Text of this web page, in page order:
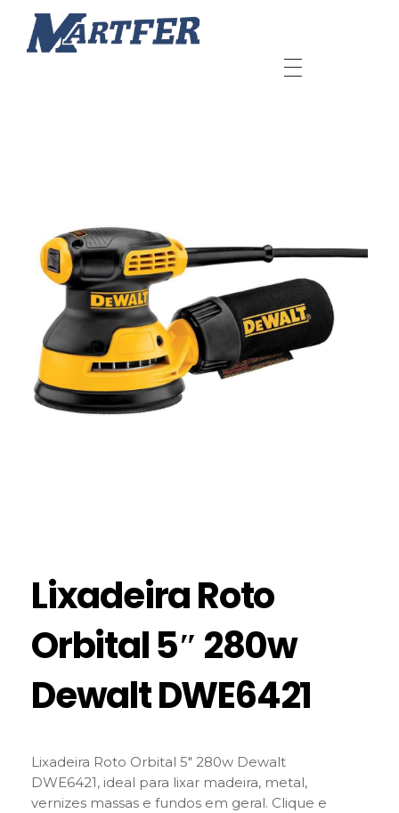
Lixadeira Roto
Orbital 5″ 280w
Dewalt DWE6421
Lixadeira Roto Orbital 5″ 280w Dewalt
DWE6421, ideal para lixar madeira, metal,
vernizes massas e fundos em geral. Clique e